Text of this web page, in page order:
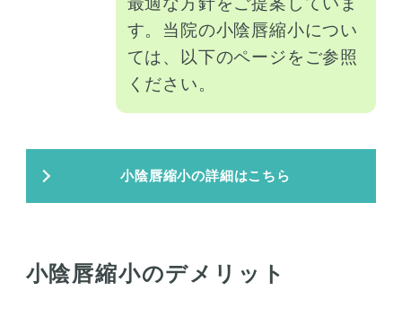
す。当院の小陰唇縮小につい
ては、以下のページをご参照
ください。
小陰唇縮小の詳細はこちら
小陰唇縮小のデメリット